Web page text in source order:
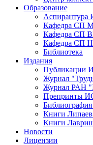
Образование
Кафедра СП
Кафедра СП
Кафедра СП
Библиотека
Издания
Публикации
Журнал
Журнал РАН
Препринты
Книги
Книги
Новости
Лицензии